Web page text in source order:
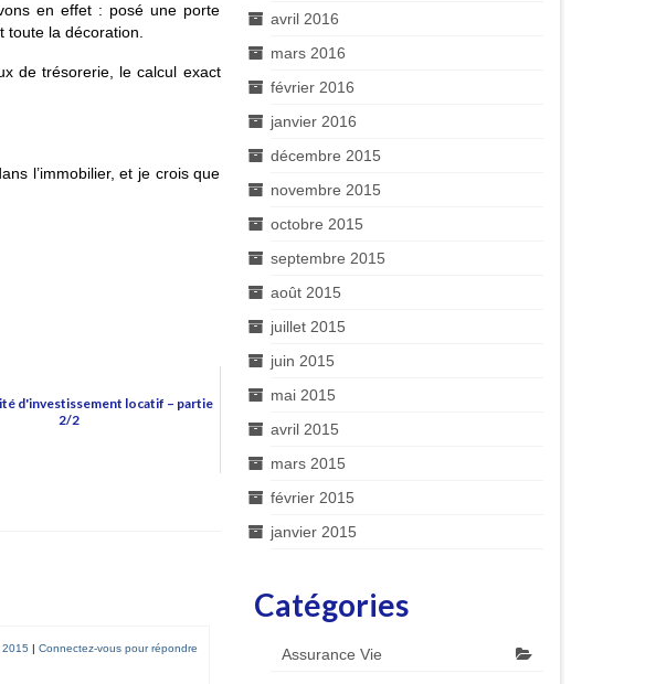
en effet : posé une porte
la décoration.
de trésorerie, le calcul exact
l’immobilier, et je crois que
d'investissement locatif – partie
2/2
2015 | Connectez-vous pour répondre
avril 2016
mars 2016
février 2016
janvier 2016
décembre 2015
novembre 2015
octobre 2015
septembre 2015
août 2015
juillet 2015
juin 2015
mai 2015
avril 2015
mars 2015
février 2015
janvier 2015
Catégories
Assurance Vie